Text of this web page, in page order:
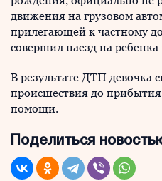
движения на грузовом
прилегающей к частному
совершил наезд на
В результате ДТП девочка
происшествия до
помощи.
Поделиться